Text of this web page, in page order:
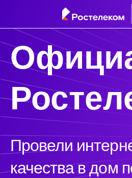
Провели
качества в дом